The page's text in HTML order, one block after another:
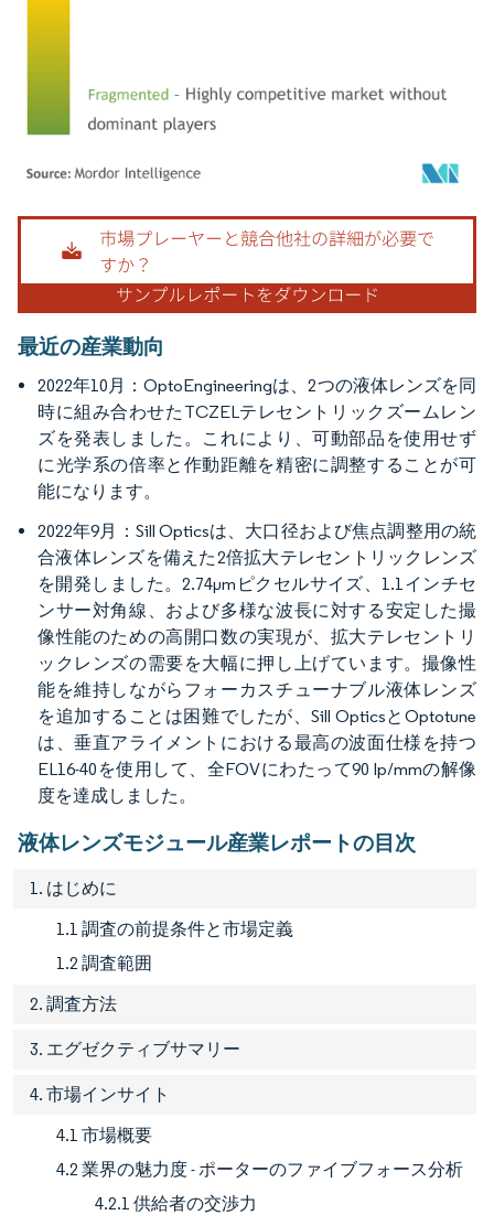
画像 © Mordor Intelligence。再利用にはCC BY 4.0の表示が必要です。
最近の産業動向
2022年10月：OptoEngineeringは、2つの液体レンズを同
時に組み合わせたTCZELテレセントリックズームレン
ズを発表しました。これにより、可動部品を使用せず
に光学系の倍率と作動距離を精密に調整することが可
能になります。
2022年9月：Sill Opticsは、大口径および焦点調整用の統
合液体レンズを備えた2倍拡大テレセントリックレンズ
を開発しました。2.74μmピクセルサイズ、1.1インチセ
ンサー対角線、および多様な波長に対する安定した撮
像性能のための高開口数の実現が、拡大テレセントリ
ックレンズの需要を大幅に押し上げています。撮像性
能を維持しながらフォーカスチューナブル液体レンズ
を追加することは困難でしたが、Sill OpticsとOptotune
は、垂直アライメントにおける最高の波面仕様を持つ
EL16-40を使用して、全FOVにわたって90 lp/mmの解像
度を達成しました。
液体レンズモジュール産業レポートの目次
1. はじめに
1.1 調査の前提条件と市場定義
1.2 調査範囲
2. 調査方法
3. エグゼクティブサマリー
4. 市場インサイト
4.1 市場概要
4.2 業界の魅力度 - ポーターのファイブフォース分析
4.2.1 供給者の交渉力